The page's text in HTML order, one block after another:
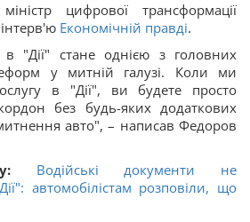
цифрової трансформації
Економічній правді.
"Дії" стане однією з головних
у митній галузі. Коли ми
в "Дії", ви будете просто
без будь-яких додаткових
авто", – написав Федоров
Водійські документи не
автомобілістам розповіли, що